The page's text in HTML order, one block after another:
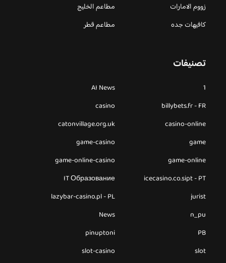
زووم الامارات
مطاعم الخليج
كافيهات جده
مطاعم قطر
تصنيفات
1
AI News
billybets.fr - FR
casino
casino-online
catonvillage.org.uk
game
game-casino
game-online
game-online-casino
icecasino.co.sipt - PT
IT Образование
jurist
lazybar-casino.pl - PL
n_pu
News
PB
pinuptoni
slot
slot-casino